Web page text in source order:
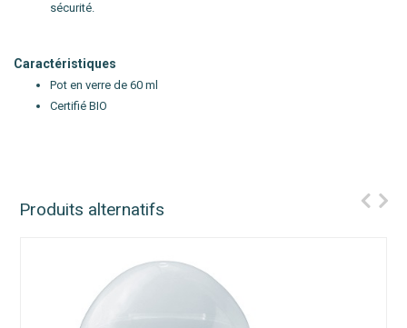
sécurité.
Caractéristiques
Pot en verre de 60 ml
Certifié BIO
Produits alternatifs